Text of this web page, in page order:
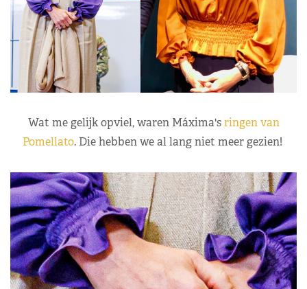
Wat me gelijk opviel, waren Máxima'sringen van
Pomellato. Die hebben we al lang niet meer gezien!